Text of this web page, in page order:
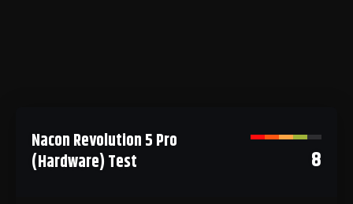
Nacon Revolution 5 Pro
(Hardware) Test
8